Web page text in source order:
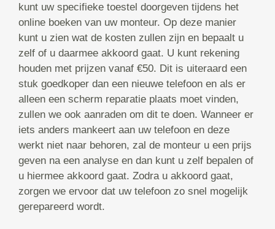
kunt uw specifieke toestel doorgeven tijdens het
online boeken van uw monteur. Op deze manier
kunt u zien wat de kosten zullen zijn en bepaalt u
zelf of u daarmee akkoord gaat. U kunt rekening
houden met prijzen vanaf €50. Dit is uiteraard een
stuk goedkoper dan een nieuwe telefoon en als er
alleen een scherm reparatie plaats moet vinden,
zullen we ook aanraden om dit te doen. Wanneer er
iets anders mankeert aan uw telefoon en deze
werkt niet naar behoren, zal de monteur u een prijs
geven na een analyse en dan kunt u zelf bepalen of
u hiermee akkoord gaat. Zodra u akkoord gaat,
zorgen we ervoor dat uw telefoon zo snel mogelijk
gerepareerd wordt.